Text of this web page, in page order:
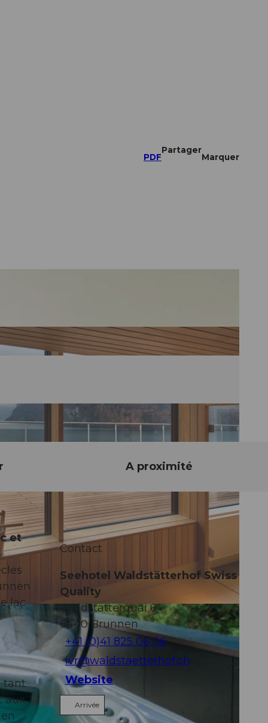
PDF
Partager
Marquer
A proximité
et
lac
tant
aux
Contact
Seehotel Waldstätterhof Swiss
Quality
Waldstätterquai 6
6440 Brunnen
+41 (0)41 825 06 06
ivr@waldstaetterhof.ch
Website
Arrivée